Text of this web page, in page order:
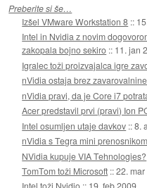
Preberite si še…
Izšel VMware Workstation 8 ::
Intel in Nvidia z novim
zakopala bojno sekiro :: 11. jan
Igralec toži proizvajalca igre
nVidia ostaja brez
nVidia pravi, da je Core i7
Acer predstavil prvi (pravi) Ion
Intel osumljen utaje davkov ::8.
nVidia s Tegra mini prenosnikom
NVidia kupuje VIA Tehnologies?
TomTom toži Microsoft ::22.